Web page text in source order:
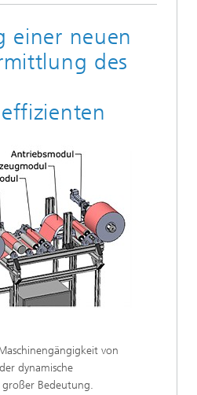
einer neuen
des
von
dynamische
Bedeutung.